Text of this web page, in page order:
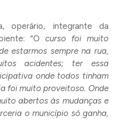
operário, integrante da
“O curso foi muito
estarmos sempre na rua,
acidentes; ter essa
onde todos tinham
foi muito proveitoso. Onde
abertos às mudanças e
o município só ganha,